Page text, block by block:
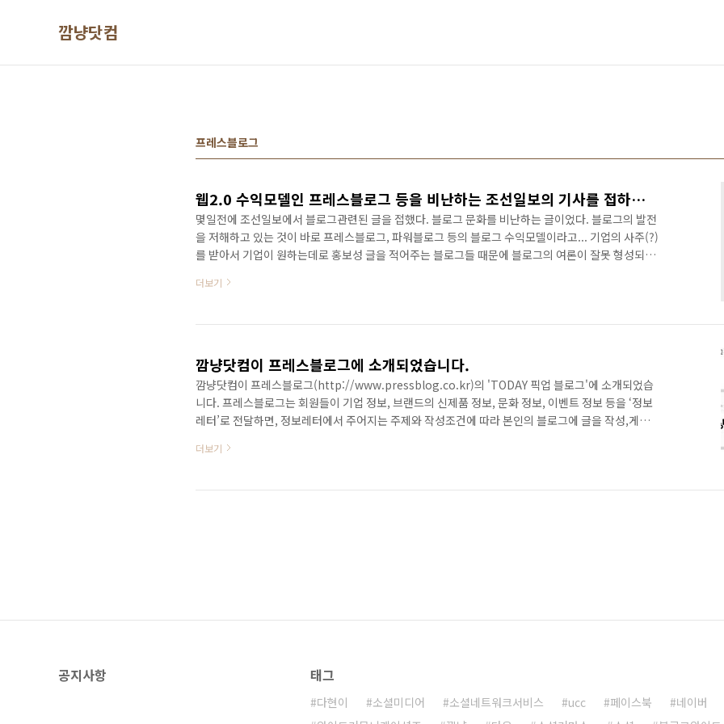
깜냥닷컴
프레스블로그
웹2.0 수익모델인 프레스블로그 등을 비난하는 조선일보의 기사를 접하고...
몇일전에 조선일보에서 블로그관련된 글을 접했다. 블로그 문화를 비난하는 글이었다. 블로그의 발전
을 저해하고 있는 것이 바로 프레스블로그, 파워블로그 등의 블로그 수익모델이라고... 기업의 사주(?)
를 받아서 기업이 원하는데로 홍보성 글을 적어주는 블로그들 때문에 블로그의 여론이 잘못 형성되고
가? 뉴스후에서 방송된 것을 보면... 광우병관련하여 노무현정권때는 광우병이 안좋다는 기사 일색이
조선일보가 블로그를 욕할 수 있단 말인가? 해당기사:
더보기
깜냥닷컴이 프레스블로그에 소개되었습니다.
깜냥닷컴이 프레스블로그(http://www.pressblog.co.kr)의 'TODAY 픽업 블로그'에 소개되었습
니다. 프레스블로그는 회원들이 기업 정보, 브랜드의 신제품 정보, 문화 정보, 이벤트 정보 등을 ‘정보
레터’로 전달하면, 정보레터에서 주어지는 주제와 작성조건에 따라 본인의 블로그에 글을 작성,게재
서비스입니다. 모든 회원이 기자가 된다는 오마이뉴스와 비슷한 개념이라고 볼 수 있습니다. 웹2.0의
생각합니다. 하지만 약간 우려되는 부분도 있군요... 블로거들이 쓰는 글들이 너무 상업적으로 치우치
더보기
공지사항 태그
다현이 소셜미디어 소셜네트워크서비스 ucc 페이스북
네이버